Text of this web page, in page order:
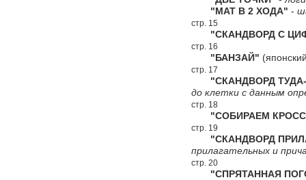
"МАТ В 2 ХОДА" -
стр. 15
"СКАНДВОРД С
стр. 16
"БАНЗАЙ"
стр. 17
"СКАНДВОРД
до клетки с данным
стр. 18
"СОБИРАЕМ
стр. 19
"СКАНДВОРД
прилагательных и
стр. 20
"СПРЯТАННАЯ